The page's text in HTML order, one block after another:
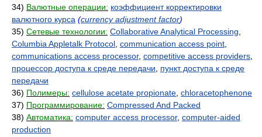
34) Валютные операции: коэффициент корректировки
валютного курса (currency adjustment factor)
35) Сетевые технологии: Collaborative Analytical Processing
Columbia Appletalk Protocol communication access point
communications access processor, competitive access providers
процессор доступа к среде передачи
пункт доступа к среде
передачи
36) Полимеры: cellulose acetate propionate chloracetophenone
37) Программирование: Compressed And Packed
38) Автоматика: computer access processor, computer-aided
production